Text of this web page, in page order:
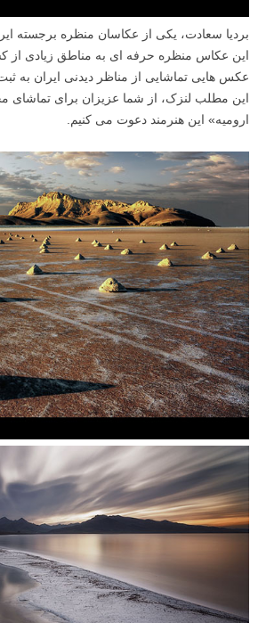
بردیا سعادت، یکی از عکاسان منظره برجسته
این عکاس منظره حرفه ای به مناطق زیادی از
عکس هایی تماشایی از مناظر دیدنی ایران به
این مطلب لنزک، از شما عزیزان برای تماشای
ارومیه» این هنرمند دعوت می کنیم.